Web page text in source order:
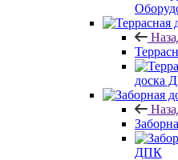
доска
ДПК